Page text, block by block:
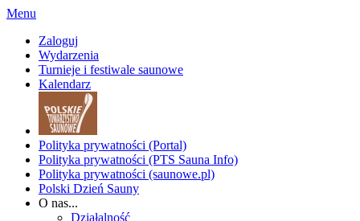
Menu
Zaloguj
Wydarzenia
Turnieje i festiwale saunowe
Kalendarz
Polityka prywatności (Portal)
Polityka prywatności (PTS Sauna Info)
Polityka prywatności (saunowe.pl)
Polski Dzień Sauny
O nas...
Działalność